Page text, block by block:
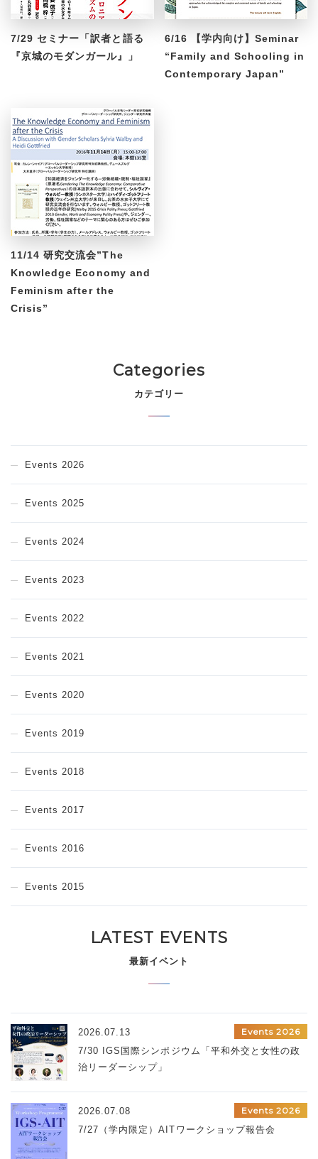
7/29 セミナー「訳者と語る
『京城のモダンガール』」
6/16 【学内向け】Seminar
“Family and Schooling in
Contemporary Japan”
11/14 研究交流会”The
Knowledge Economy and
Feminism after the
Crisis”
Categories
カテゴリー
Events 2026
Events 2025
Events 2024
Events 2023
Events 2022
Events 2021
Events 2020
Events 2019
Events 2018
Events 2017
Events 2016
Events 2015
LATEST EVENTS
最新イベント
2026.07.13
Events 2026
7/30 IGS国際シンポジウム「平和外交と女性の政
治リーダーシップ」
2026.07.08
Events 2026
7/27（学内限定）AITワークショップ報告会